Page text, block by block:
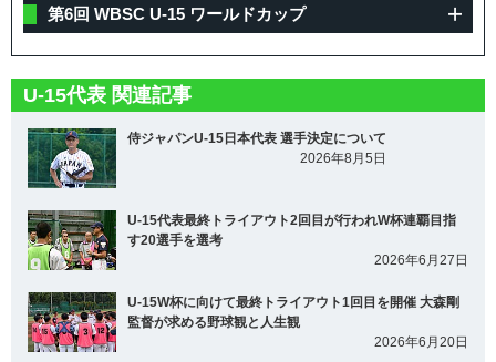
第6回 WBSC U-15 ワールドカップ
U-15代表 関連記事
侍ジャパンU-15日本代表 選手決定について
2026年8月5日
U-15代表最終トライアウト2回目が行われW杯連覇目指
す20選手を選考
2026年6月27日
U-15W杯に向けて最終トライアウト1回目を開催 大森剛
監督が求める野球観と人生観
2026年6月20日